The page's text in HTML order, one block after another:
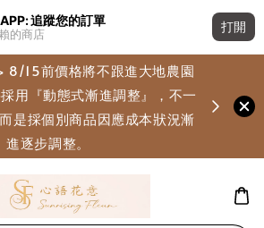
追蹤您的訂單
的商店
打開
8/15前價格將不跟進大地農園
用『動態式漸進調整』，不一
是採個別商品因應成本狀況漸
進逐步調整。